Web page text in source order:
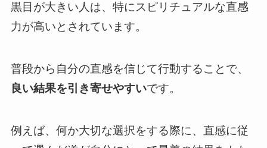
黒目が大きい人は、特にスピリチュアルな直感
力が高いとされています。
普段から自分の直感を信じて行動することで、
良い結果を引き寄せやすいです。
例えば、何か大切な選択をする際に、直感に従